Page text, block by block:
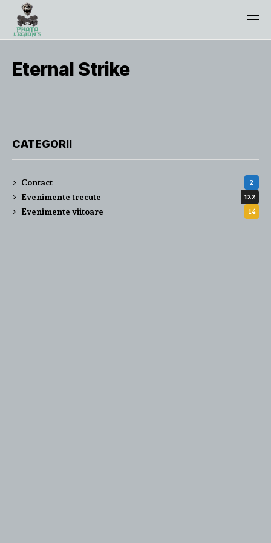
Eternal Strike
CATEGORII
Contact 2
Evenimente trecute 122
Evenimente viitoare 14